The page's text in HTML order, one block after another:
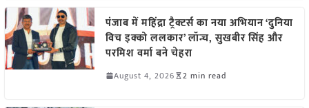
पंजाब में महिंद्रा ट्रैक्टर्स का नया अभियान ‘दुनिया
विच इक्को ललकार’ लॉन्च, सुखबीर सिंह और
परमिश वर्मा बने चेहरा
August 4, 2026 2 min read